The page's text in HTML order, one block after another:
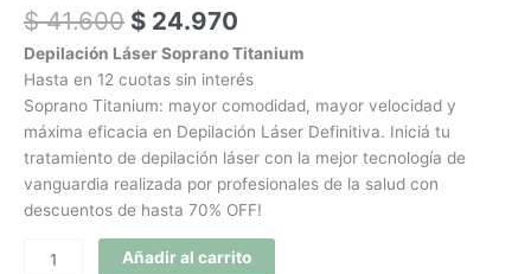
$41.600 $ 24.970
Depilación Láser Soprano Titanium
Hasta en 12 cuotas sin interés
Soprano Titanium: mayor comodidad, mayor velocidad y
máxima eficacia en Depilación Láser Definitiva. Iniciá tu
tratamiento de depilación láser con la mejor tecnología de
vanguardia realizada por profesionales de la salud con
descuentos de hasta 70% OFF!
cola
+
Axilas
cantidad
Añadir al carrito